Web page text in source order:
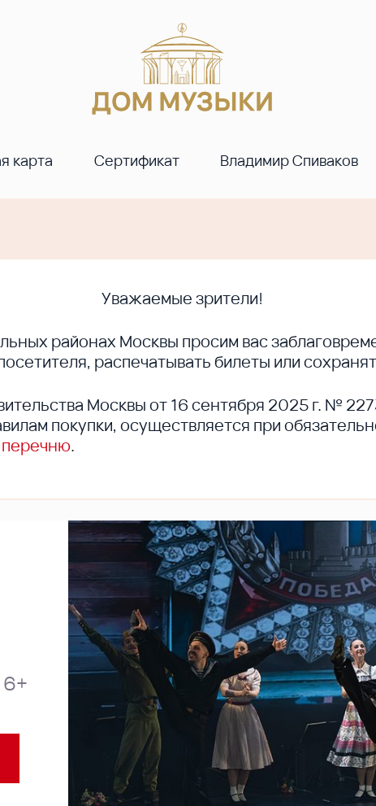
карта Сертификат Владимир Спиваков
Уважаемые зрители!
районах Москвы просим вас
распечатывать билеты или
Москвы от 16 сентября 2025 г. №
покупки, осуществляется при
.
6+